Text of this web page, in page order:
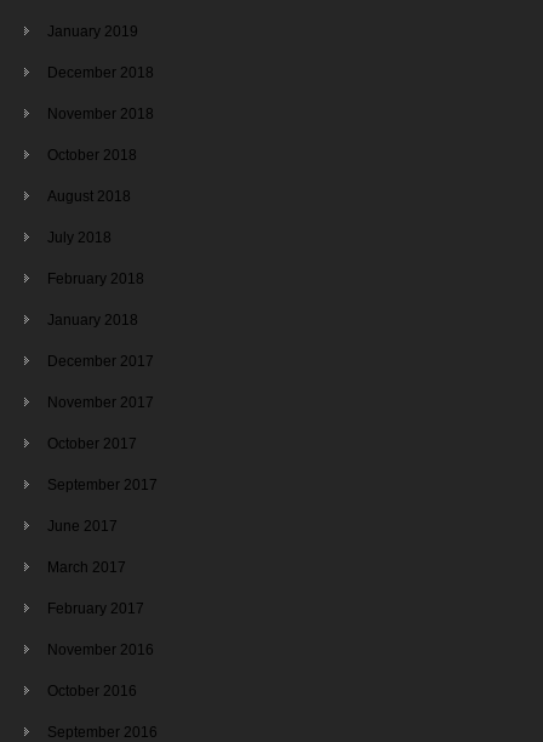
January 2019
December 2018
November 2018
October 2018
August 2018
July 2018
February 2018
January 2018
December 2017
November 2017
October 2017
September 2017
June 2017
March 2017
February 2017
November 2016
October 2016
September 2016